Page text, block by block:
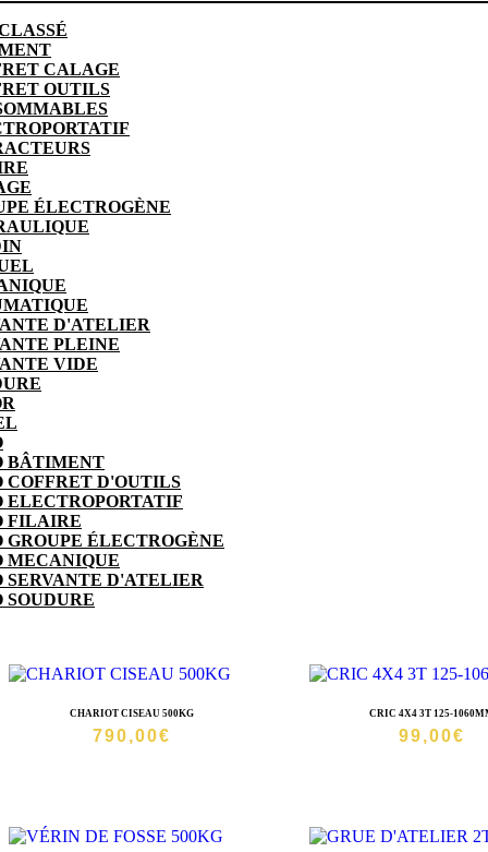
CALAGE
OUTILS
ÉLECTROGÈNE
D'ATELIER
PLEINE
VIDE
BÂTIMENT
COFFRET D'OUTILS
ELECTROPORTATIF
FILAIRE
GROUPE ÉLECTROGÈNE
MECANIQUE
SERVANTE D'ATELIER
SOUDURE
CHARIOT CISEAU 500KG
790,00€
CRIC 4X4 3T 125-
99,00€